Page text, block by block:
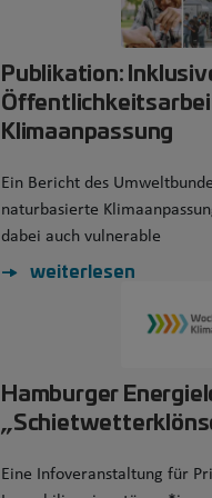
Publikation:
Klimaanpassung
Ein Bericht des
naturbasierte
dabei auch vulnerable
weiterlesen
Hamburger
Eine Infoveranstaltung für